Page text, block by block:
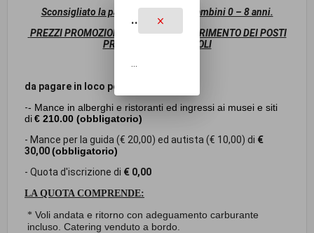
Sconsigliato la partecipazione dei bambini 0 – 8 anni.
PREZZI PROMOZIONALI FINO ALL'ESAURIMENTO DEI POSTI
PROMOZIONALI SUI VOLI
da pagare in loco per persona :
-- Mance in alberghi e ristoranti ed ingressi ai musei e siti
di€ 210.00 (obbligatorio)
- Mance per la guida (€ 20,00) ed autista (€ 10,00) di €
30,00(obbligatorio)
- Quota d'iscrizione di € 0,00
LA QUOTA COMPRENDE:
* Voli andata e ritorno con adeguamento carburante
incluso. Catering venduto a bordo.
..